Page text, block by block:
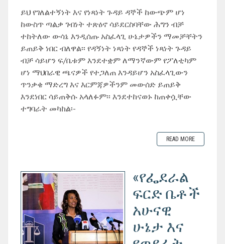
ይህ የገለልተኝነት እና የነጻነት ጉዳይ ዳኞች ከውጭም ሆነ
ከውስጥ ጣልቃ ገብነት ተጽዕኖ ሳይደርስባቸው ሕግን ብቻ
ተከትለው ውሳኔ እንዲሰጡ አስፈላጊ ሁኔታዎችን ማመቻቸትን
ይጠይቅ ነበር ብለዋል፡፡ የዳኝነት ነጻነት የዳኞች ነጻነት ጉዳይ
ብቻ ሳይሆን ፍ/ቤቱም እንደተቋም ለማንኛውም የፖለቲካም
ሆነ ማህበራዊ ጫናዎች የተጋለጠ እንዳይሆን አስፈላጊውን
ጥንቃቄ ማድረግ እና እርምጃዎችንም መውሰድ ይጠይቅ
እንደነበር ሳይጠቅሱ አላለፉም፡፡ እንደተከናወኑ ከጠቀሷቸው
ተግባራት መካከል፡-
READ MORE
«የፌደራል
ፍርድ ቤቶች
አሁናዊ
ሁኔታ እና